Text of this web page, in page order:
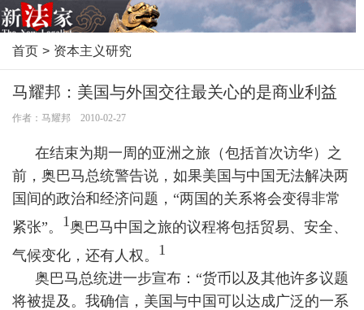
首页 > 资本主义研究
马耀邦：美国与外国交往最关心的是商业利益
作者：马耀邦 2010-02-27
在结束为期一周的亚洲之旅（包括首次访华）之
前，奥巴马总统警告说，如果美国与中国无法解决两
国间的政治和经济问题，“两国的关系将会变得非常
紧张”。 1奥巴马中国之旅的议程将包括贸易、安全、
气候变化，还有人权。 1
奥巴马总统进一步宣布：“货币以及其他许多议题
将被提及。我确信，美国与中国可以达成广泛的一系